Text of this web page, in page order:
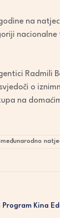
na
Radmili
o
na
međunarodno
Kina